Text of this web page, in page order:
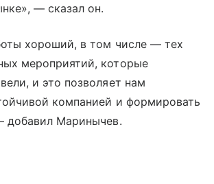
— сказал он.
хороший, в том числе — тех
мероприятий, которые
и это позволяет нам
компанией и формировать
добавил Маринычев.